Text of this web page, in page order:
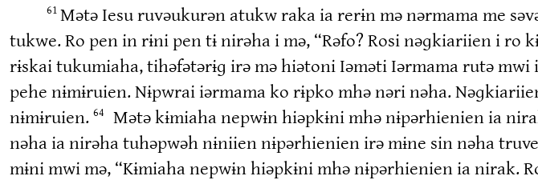
61 Mətə Iesu ruvəukurən atukw raka ia rerɨn mə nərmama me
tukwe. Ro pen in rɨni pen tɨ nirəha i mə, “Rəfo? Rosi nəɡkiariien i ro
rɨskai tukumiaha, tihəfətərɨɡ irə mə hiətoni Iəməti Iərmama rutə mwi
pehe nɨmɨruien. Nɨpwrai iərmama ko rɨpko mhə nəri nəha.
nɨmɨruien. 64
Mətə kɨmiaha nepwɨn hiəpkɨni mhə nɨpərhienien ia
nəha ia nirəha tuhəpwəh nɨniien nɨpərhienien irə mɨne sin nəha
mɨni mwi mə, “Kɨmiaha nepwɨn hiəpkɨni mhə nɨpərhienien ia